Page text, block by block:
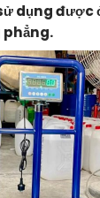
dụng